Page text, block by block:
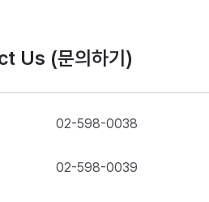
Us (문의하기)
02-598-0038
02-598-0039